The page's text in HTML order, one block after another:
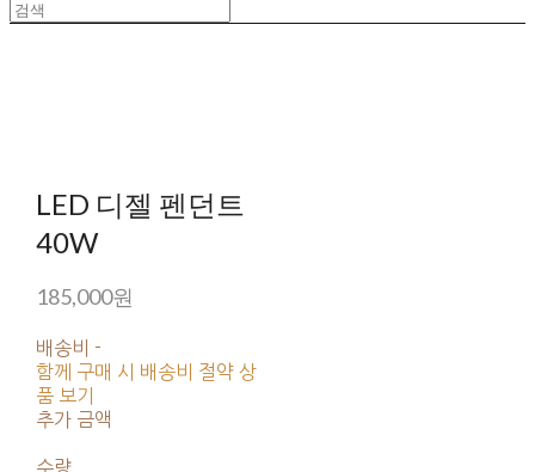
LED 디젤 펜던트
40W
185,000원
배송비 -
함께 구매 시 배송비 절약 상
품 보기
추가 금액
수량